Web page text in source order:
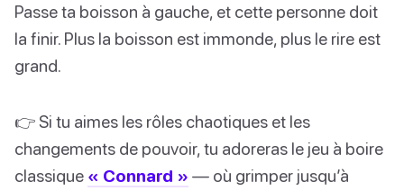
Passe ta boisson à gauche, et cette personne doit
la finir. Plus la boisson est immonde, plus le rire est
grand.
👉 Si tu aimes les rôles chaotiques et les
changements de pouvoir, tu adoreras le jeu à boire
classique « Connard » — où grimper jusqu’à